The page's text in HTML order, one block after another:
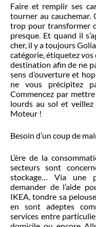
Faire et remplir ses
tourner au cauchemar.
trop pour transformer
presque. Et quand il
cher, il y a toujours
catégorie, étiquetez
destination afin de ne
sens d’ouverture et
ne vous précipitez
Commencez par
lourds au sol et
Moteur !
Besoin d’un coup de
L’ère de la
secteurs sont
stockage… Via une
demander de l’aide
IKEA, tondre sa
en sont adeptes
services entre